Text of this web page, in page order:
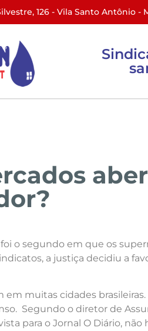
126 - Vila Santo Antônio -
o segundo em que os
a justiça decidiu a
em muitas cidades
Segundo o diretor de
para o Jornal O Diário,